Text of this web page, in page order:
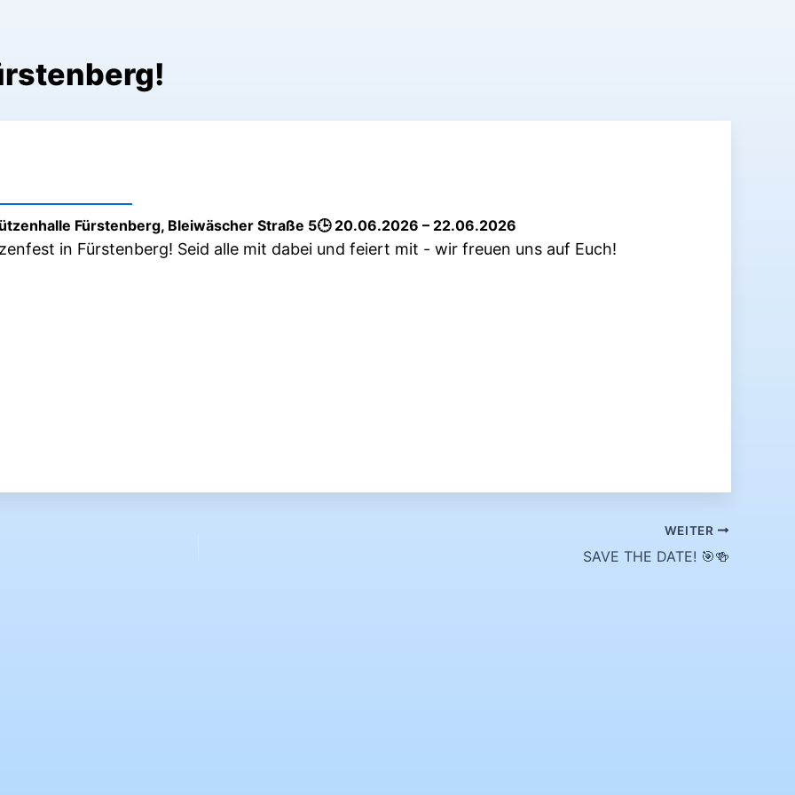
Fürstenberg, Bleiwäscher Straße 5 20.06.2026 – 22.06.2026
in Fürstenberg! Seid alle mit dabei und feiert mit - wir freuen uns auf Euch!
WEITER
SAVE THE DATE! 🎯🍻